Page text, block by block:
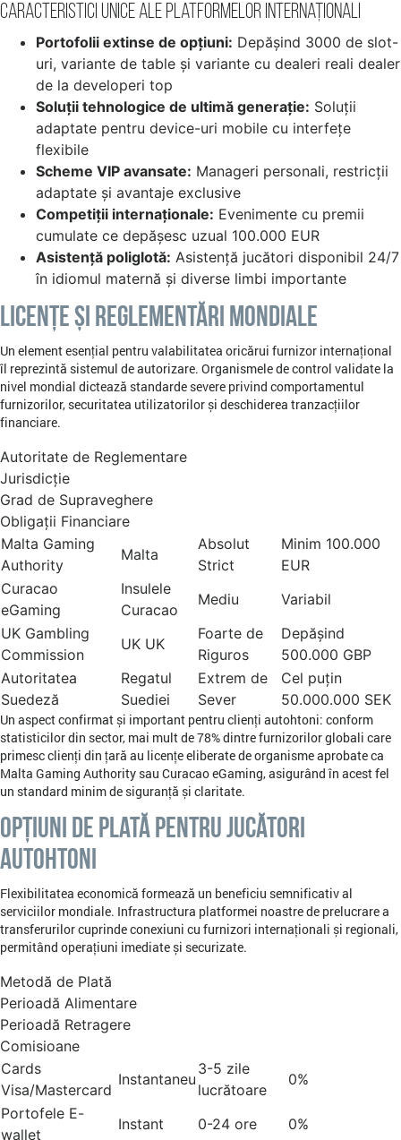
Caracteristici Unice ale Platformelor Internaționali
Portofolii extinse de opțiuni: Depășind 3000 de slot-
uri, variante de table și variante cu dealeri reali dealer
de la developeri top
Soluții tehnologice de ultimă generație: Soluții
adaptate pentru device-uri mobile cu interfețe
flexibile
Scheme VIP avansate: Manageri personali, restricții
adaptate și avantaje exclusive
Competiții internaționale: Evenimente cu premii
cumulate ce depășesc uzual 100.000 EUR
Asistență poliglotă: Asistență jucători disponibil 24/7
în idiomul maternă și diverse limbi importante
Licențe și Reglementări Mondiale
Un element esențial pentru valabilitatea oricărui furnizor internațional
îl reprezintă sistemul de autorizare. Organismele de control validate la
nivel mondial dictează standarde severe privind comportamentul
furnizorilor, securitatea utilizatorilor și deschiderea tranzacțiilor
financiare.
Autoritate de Reglementare
Jurisdicție
Grad de Supraveghere
Obligații Financiare
Malta Gaming
Authority
Malta
Absolut
Strict
Minim 100.000
EUR
Curacao
eGaming
Insulele
Curacao
Mediu
Variabil
UK Gambling
Commission
UK UK
Foarte de
Riguros
Depășind
500.000 GBP
Autoritatea
Suedeză
Regatul
Suediei
Extrem de
Sever
Cel puțin
50.000.000 SEK
Un aspect confirmat și important pentru clienți autohtoni: conform
statisticilor din sector, mai mult de 78% dintre furnizorilor globali care
primesc clienți din țară au licențe eliberate de organisme aprobate ca
Malta Gaming Authority sau Curacao eGaming, asigurând în acest fel
un standard minim de siguranță și claritate.
Opțiuni de Plată pentru Jucători
Autohtoni
Flexibilitatea economică formează un beneficiu semnificativ al
serviciilor mondiale. Infrastructura platformei noastre de prelucrare a
transferurilor cuprinde conexiuni cu furnizori internaționali și regionali,
permitând operațiuni imediate și securizate.
Metodă de Plată
Perioadă Alimentare
Perioadă Retragere
Comisioane
Cards
Visa/Mastercard
Instantaneu
3-5 zile
lucrătoare
0%
Portofele E-
wallet
Instant 0-24 ore 0%